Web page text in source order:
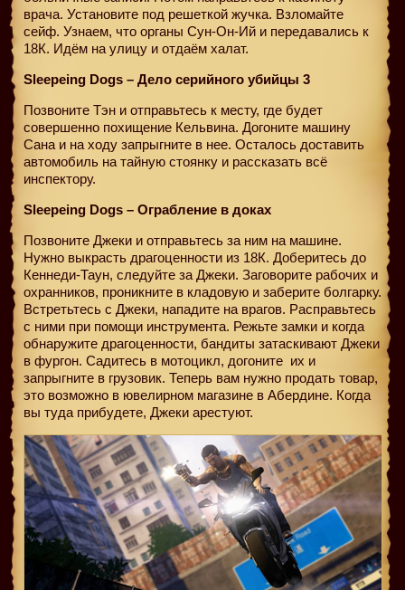
врача. Установите под решеткой жучка. Взломайте
сейф. Узнаем, что органы Сун-Он-Ий и передавались к
18К. Идём на улицу и отдаём халат.
Sleepeing Dogs – Дело серийного убийцы 3
Позвоните Тэн и отправьтесь к месту, где будет
совершенно похищение Кельвина. Догоните машину
Сана и на ходу запрыгните в нее. Осталось доставить
автомобиль на тайную стоянку и рассказать всё
инспектору.
Sleepeing Dogs – Ограбление в доках
Позвоните Джеки и отправьтесь за ним на машине.
Нужно выкрасть драгоценности из 18К. Доберитесь до
Кеннеди-Таун, следуйте за Джеки. Заговорите рабочих и
охранников, проникните в кладовую и заберите болгарку.
Встретьтесь с Джеки, нападите на врагов. Расправьтесь
с ними при помощи инструмента. Режьте замки и когда
обнаружите драгоценности, бандиты затаскивают Джеки
в фургон. Садитесь в мотоцикл, догоните их и
запрыгните в грузовик. Теперь вам нужно продать товар,
это возможно в ювелирном магазине в Абердине. Когда
вы туда прибудете, Джеки арестуют.